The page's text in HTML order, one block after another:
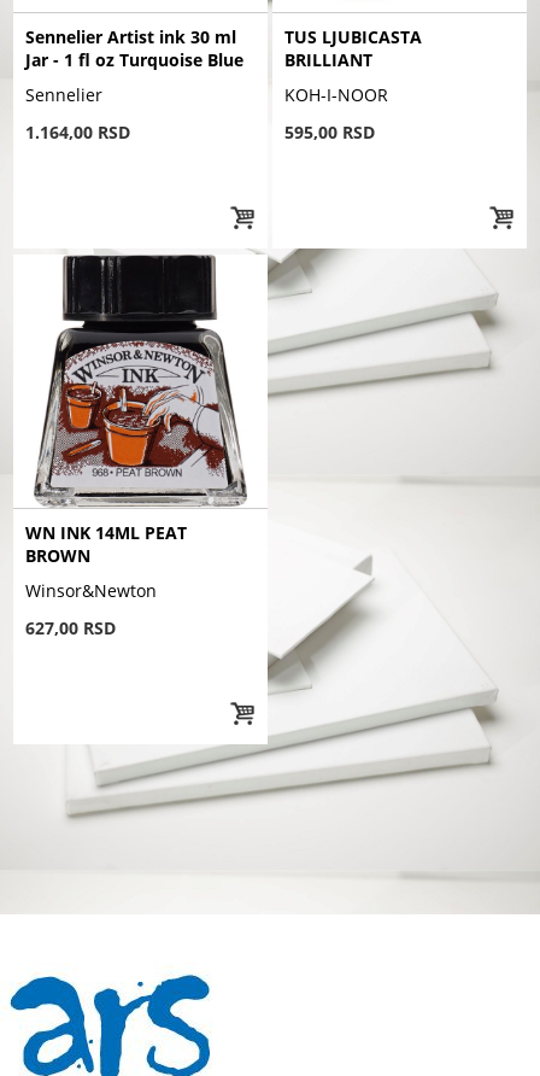
Sennelier Artist ink 30 ml
Jar - 1 fl oz Turquoise Blue
Sennelier
1.164,00 RSD
TUS LJUBICASTA
BRILLIANT
KOH-I-NOOR
595,00 RSD
WN INK 14ML PEAT
BROWN
Winsor&Newton
627,00 RSD